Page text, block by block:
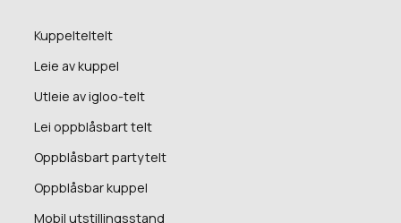
Kuppelteltelt
Leie av kuppel
Utleie av igloo-telt
Lei oppblåsbart telt
Oppblåsbart partytelt
Oppblåsbar kuppel
Mobil utstillingsstand